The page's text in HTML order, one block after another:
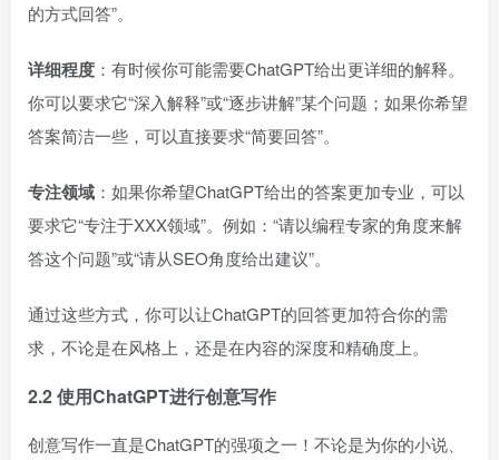
的方式回答”。
详细程度 ：有时候你可能需要ChatGPT给出更详细的解释。
你可以要求它“深入解释”或“逐步讲解”某个问题；如果你希望
答案简洁一些，可以直接要求“简要回答”。
专注领域 ：如果你希望ChatGPT给出的答案更加专业，可以
要求它“专注于XXX领域”。例如：“请以编程专家的角度来解
答这个问题”或“请从SEO角度给出建议”。
通过这些方式，你可以让ChatGPT的回答更加符合你的需
求，不论是在风格上，还是在内容的深度和精确度上。
2.2 使用ChatGPT进行创意写作
创意写作一直是ChatGPT的强项之一！不论是为你的小说、